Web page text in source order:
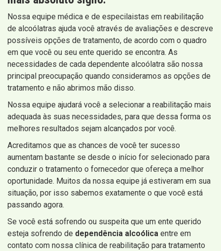
Nossa equipe médica e de especilaistas em reabilitação
de alcoólatras ajuda você através de avaliações e descreve
possíveis opções de tratamento, de acordo com o quadro
em que você ou seu ente querido se encontra. As
necessidades de cada dependente alcoólatra são nossa
principal preocupação quando consideramos as opções de
tratamento e não abrimos mão disso.
Nossa equipe ajudará você a selecionar a reabilitação mais
adequada às suas necessidades, para que dessa forma os
melhores resultados sejam alcançados por você.
Acreditamos que as chances de você ter sucesso
aumentam bastante se desde o início for selecionado para
conduzir o tratamento o fornecedor que ofereça a melhor
oportunidade. Muitos da nossa equipe já estiveram em sua
situação, por isso sabemos exatamente o que você está
passando agora.
Se você está sofrendo ou suspeita que um ente querido
esteja sofrendo de dependência alcoólica entre em
contato com nossa clínica de reabilitação para tratamento